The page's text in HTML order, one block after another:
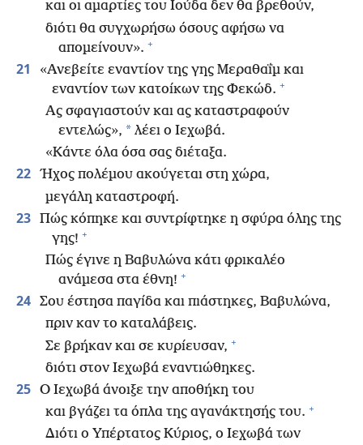
και οι αμαρτίες του Ιούδα δεν θα βρεθούν,
διότι θα συγχωρήσω όσους αφήσω να
απομείνουν». +
21
«Ανεβείτε εναντίον της γης Μεραθαΐμ και
εναντίον των κατοίκων της Φεκώδ. +
Ας σφαγιαστούν και ας καταστραφούν
εντελώς», * λέει ο Ιεχωβά.
«Κάντε όλα όσα σας διέταξα.
22 Ήχος πολέμου ακούγεται στη χώρα,
μεγάλη καταστροφή.
23 Πώς κόπηκε και συντρίφτηκε η σφύρα όλης της
γης! +
Πώς έγινε η Βαβυλώνα κάτι φρικαλέο
ανάμεσα στα έθνη! +
24 Σου έστησα παγίδα και πιάστηκες, Βαβυλώνα,
πριν καν το καταλάβεις.
Σε βρήκαν και σε κυρίευσαν, +
διότι στον Ιεχωβά εναντιώθηκες.
25 Ο Ιεχωβά άνοιξε την αποθήκη του
και βγάζει τα όπλα της αγανάκτησής του. +
Διότι ο Υπέρτατος Κύριος, ο Ιεχωβά των